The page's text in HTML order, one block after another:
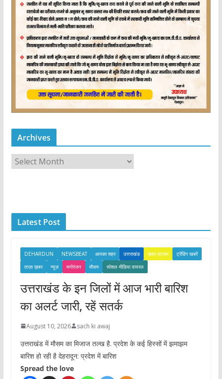
Archives
r
e
Latest Post
DEHARDUN NEWSBEAT आपका शहर उत्तराखंड खबर हटकर
ट्रेंडिंग खबरें
ताज़ा ख़बर
न्यूज़ मनोरंजन मौसम सोशल मीडिया वायरल
उत्तराखंड के इन जिलों में आज भारी बारिश
का अलर्ट जारी, रहें सतर्क
August 10, 2026 sach ki awaj
उत्तराखंड में मौसम का मिजाज तल्ख है. प्रदेश के कई हिस्सों में झमाझम
बारिश हो रही है देहरादून: प्रदेश में बारिश
Spread the love